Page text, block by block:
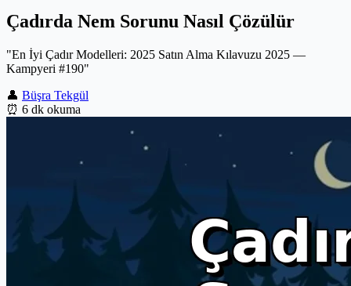
Çadırda Nem Sorunu Nasıl Çözülür
"En İyi Çadır Modelleri: 2025 Satın Alma Kılavuzu 2025 —
Kampyeri #190"
👤 Büşra Tekgül
⏰ 6 dk okuma